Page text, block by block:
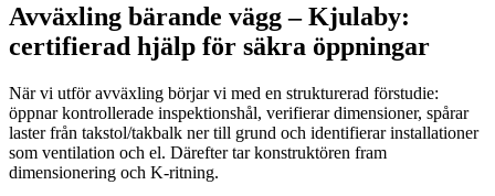
Avväxling bärande vägg – Kjulaby:
certifierad hjälp för säkra öppningar
När vi utför avväxling börjar vi med en strukturerad förstudie:
öppnar kontrollerade inspektionshål, verifierar dimensioner, spårar
laster från takstol/takbalk ner till grund och identifierar installationer
som ventilation och el. Därefter tar konstruktören fram
dimensionering och K-ritning.